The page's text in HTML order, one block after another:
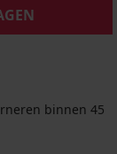
binnen 45